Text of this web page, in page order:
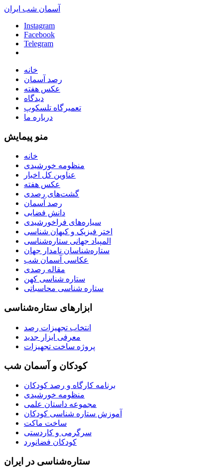
آسمان شب ایران
Instagram
Facebook
Telegram
خانه
رصد آسمان
عکس هفته
دیدگاه
تعمیرگاه تلسکوپ
درباره ما
منو پیمایش
خانه
منظومه خورشیدی
عناوین کل اخبار
عکس هفته
گشت‌های رصدی
رصد آسمان
دانش فضایی
سیاره‌های فراخورشیدی
اختر فیزیک و کیهان شناسی
المپیاد جهانی ستاره‌شناسی
ستاره‌شناسان نامدار جهان
عکاسی آسمان شب
مقاله رصدی
ستاره شناسی کهن
ستاره شناسی محاسباتی
ابزارهای ستاره‌شناسی
انتخاب تجهیزات رصد
معرفی ابزار جدید
پروژه ساخت تجهیزات
کودکان و آسمان شب
برنامه‌ کارگاه و رصد کودکان
منظومه خورشیدی
مجموعه داستان علمی
آموزش ستاره شناسی کودکان
ساخت ماکت
سرگرمی و کاردستی
کودکان فضانورد
ستاره‌شناسی در ایران